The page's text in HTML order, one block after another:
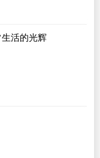
活的光辉